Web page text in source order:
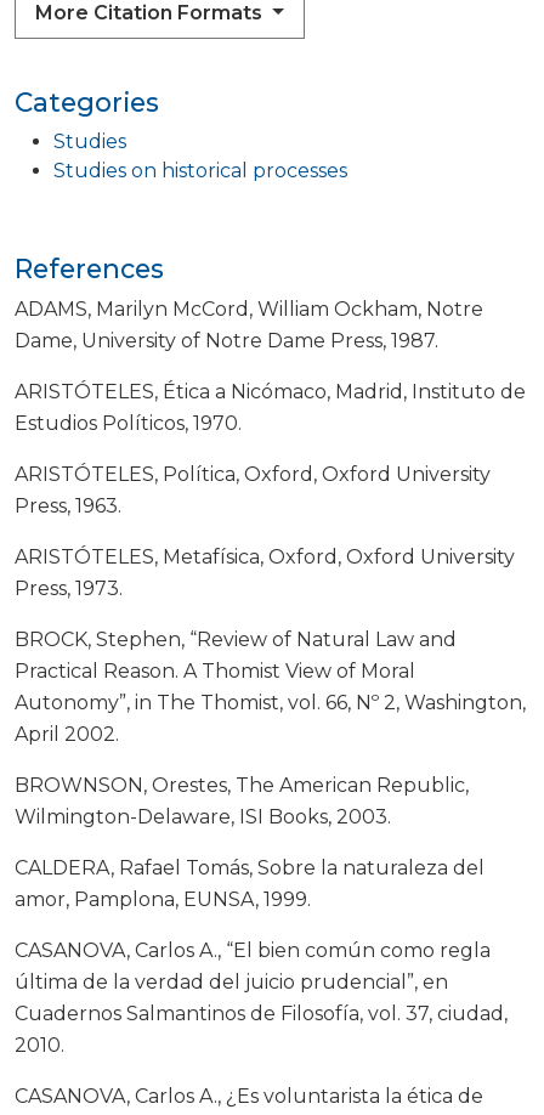
Categories
Studies
Studies on historical processes
More Citation Formats
References
ADAMS, Marilyn McCord, William Ockham, Notre
Dame, University of Notre Dame Press, 1987.
ARISTÓTELES, Ética a Nicómaco, Madrid, Instituto de
Estudios Políticos, 1970.
ARISTÓTELES, Política, Oxford, Oxford University
Press, 1963.
ARISTÓTELES, Metafísica, Oxford, Oxford University
Press, 1973.
BROCK, Stephen, “Review of Natural Law and
Practical Reason. A Thomist View of Moral
Autonomy”, in The Thomist, vol. 66, Nº 2, Washington,
April 2002.
BROWNSON, Orestes, The American Republic,
Wilmington-Delaware, ISI Books, 2003.
CALDERA, Rafael Tomás, Sobre la naturaleza del
amor, Pamplona, EUNSA, 1999.
CASANOVA, Carlos A., “El bien común como regla
última de la verdad del juicio prudencial”, en
Cuadernos Salmantinos de Filosofía, vol. 37, ciudad,
2010.
CASANOVA, Carlos A., ¿Es voluntarista la ética de